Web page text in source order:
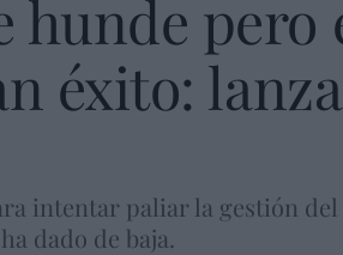
hunde
éxito:
intentar paliar la gestión
dado de baja.